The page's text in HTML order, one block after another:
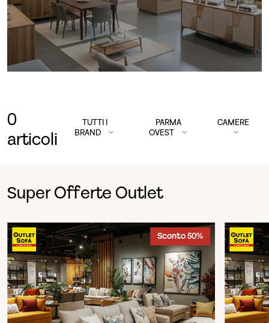
0
articoli
TUTTI I
BRAND
PARMA
OVEST
CAMERE
Super Offerte Outlet
Sconto 50%